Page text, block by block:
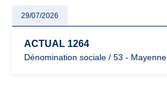
29/07/2026
ACTUAL 1264
Dénomination sociale / 53 - Mayenne